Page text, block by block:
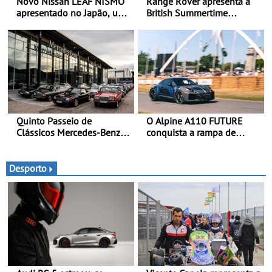
apresentado no Japão, uma
desportiva do SUV 100%
elétrico - Versão de maior
desempenho da terceira
geração do modelo elétrico
da marca
British Summertime
requintada do luxo
moderno inspirada nos
rituais e momentos
culturais da época de verão
britânica
Quinto Passeio de
Clássicos Mercedes-Benz
O Alpine A110 FUTURE
conquista a rampa de
desenvolvimento do Alpine
A110 FUTURE fez a sua
estreia dinâmica, em
público
Desporto